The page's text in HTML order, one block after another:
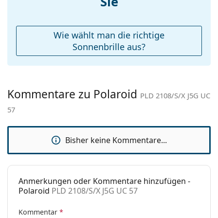
Reinigungstuch:
Ja
Marke:
Polaroid
Verwendung:
Code:
PLD 2108/S/X J5G UC 57
Wie wählt man die richtige
Sonnenbrille aus?
Kommentare zu Polaroid PLD 2108/S/X J5G UC
57
Bisher keine Kommentare...
Anmerkungen oder Kommentare hinzufügen -
Polaroid PLD 2108/S/X J5G UC 57
Kommentar *